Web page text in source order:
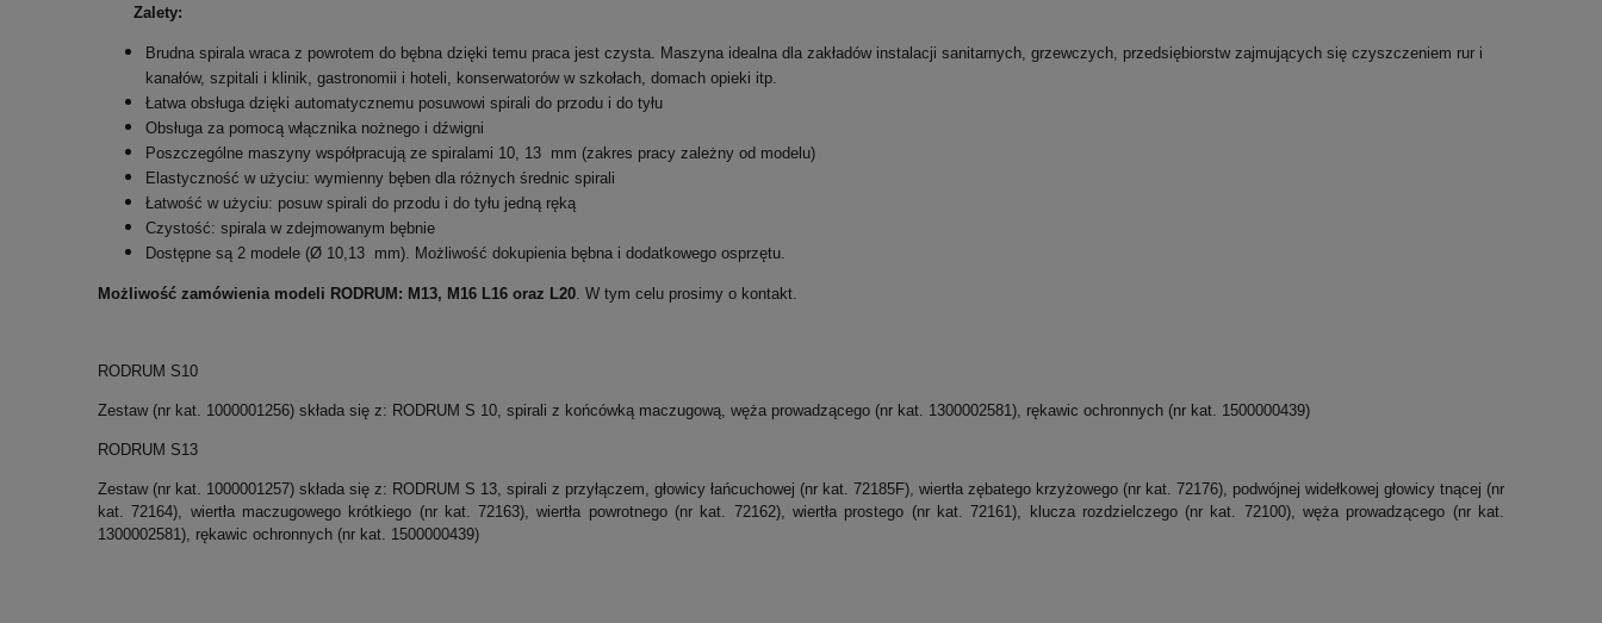
Zalety:
Brudna spirala wraca z powrotem do bębna dzięki temu praca jest czysta. Maszyna idealna dla zakładów instalacji sanitarnych, grzewczych, przedsiębiorstw zajmujących się czyszczeniem rur i
kanałów, szpitali i klinik, gastronomii i hoteli, konserwatorów w szkołach, domach opieki itp.
Łatwa obsługa dzięki automatycznemu posuwowi spirali do przodu i do tyłu
Obsługa za pomocą włącznika nożnego i dźwigni
Poszczególne maszyny współpracują ze spiralami 10, 13 mm (zakres pracy zależny od modelu)
Elastyczność w użyciu: wymienny bęben dla różnych średnic spirali
Łatwość w użyciu: posuw spirali do przodu i do tyłu jedną ręką
Czystość: spirala w zdejmowanym bębnie
Dostępne są 2 modele (Ø 10,13 mm). Możliwość dokupienia bębna i dodatkowego osprzętu.
Możliwość zamówienia modeli RODRUM: M13, M16 L16 oraz L20 . W tym celu prosimy o kontakt.
RODRUM S10
Zestaw (nr kat. 1000001256) składa się z: RODRUM S 10, spirali z końcówką maczugową, węża prowadzącego (nr kat. 1300002581), rękawic ochronnych (nr kat. 1500000439)
RODRUM S13
Zestaw (nr kat. 1000001257) składa się z: RODRUM S 13, spirali z przyłączem, głowicy łańcuchowej (nr kat. 72185F), wiertła zębatego krzyżowego (nr kat. 72176), podwójnej widełkowej głowicy tnącej (nr
kat. 72164), wiertła maczugowego krótkiego (nr kat. 72163), wiertła powrotnego (nr kat. 72162), wiertła prostego (nr kat. 72161), klucza rozdzielczego (nr kat. 72100), węża prowadzącego (nr kat.
1300002581), rękawic ochronnych (nr kat. 1500000439)